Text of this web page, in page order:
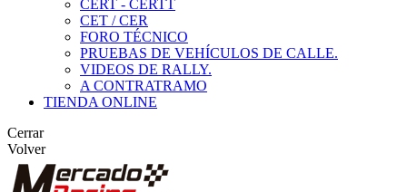
CERT - CERTT
CET / CER
FORO TÉCNICO
PRUEBAS DE VEHÍCULOS DE CALLE.
VIDEOS DE RALLY.
A CONTRATRAMO
TIENDA ONLINE
Cerrar
Volver